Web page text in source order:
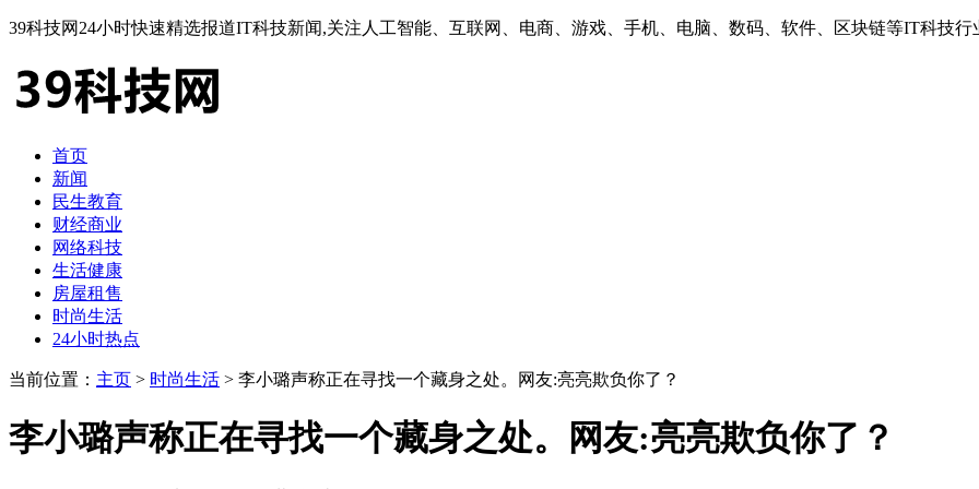
39科技网24小时快速精选报道IT科技新闻,关注人工智能、互联网、电商、游戏、手机、电脑、数码、软件、区块链等IT科技行
首页
新闻
民生教育
财经商业
网络科技
生活健康
房屋租售
时尚生活
24小时热点
当前位置： 主页 > 时尚生活 > 李小璐声称正在寻找一个藏身之处。网友:亮亮欺负你了？
李小璐声称正在寻找一个藏身之处。网友:亮亮欺负你了？